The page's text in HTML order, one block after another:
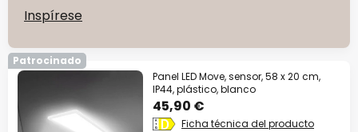
Inspírese
Patrocinado
Panel LED Move, sensor, 58 x 20 cm,
IP44, plástico, blanco
45,90 €
Ficha técnica del producto